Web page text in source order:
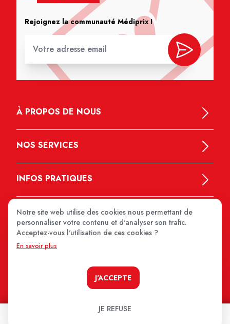
Rejoignez la communauté Médiprix !
À PROPOS DE NOUS
NOS SERVICES
INFOS PRATIQUES
Notre site web utilise des cookies nous permettant de
personnaliser votre contenu et d'analyser son trafic.
Acceptez-vous l'utilisation de ces cookies ?
En savoir plus
J'ACCEPTE
JE REFUSE